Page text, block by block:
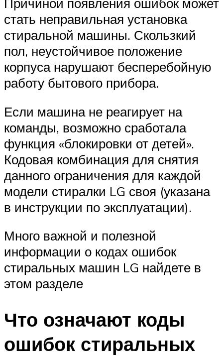
стать неправильная установка
стиральной машины. Скользкий
пол, неустойчивое положение
корпуса нарушают бесперебойную
работу бытового прибора.
Если машина не реагирует на
команды, возможно сработала
функция «блокировки от детей».
Кодовая комбинация для снятия
данного ограничения для каждой
модели стиралки LG своя (указана
в инструкции по эксплуатации).
Много важной и полезной
информации о кодах ошибок
стиральных машин LG найдете в
этом разделе
Что означают коды
ошибок стиральных